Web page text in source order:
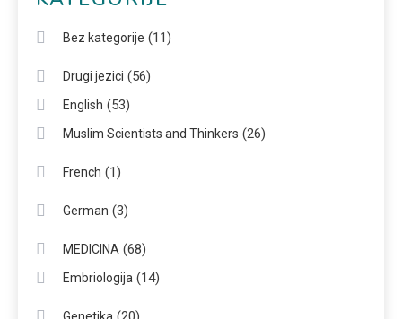
Bez kategorije (11)
Drugi jezici (56)
English (53)
Muslim Scientists and Thinkers (26)
French (1)
German (3)
MEDICINA (68)
Embriologija (14)